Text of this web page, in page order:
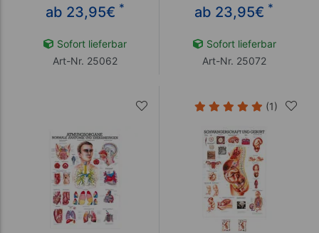
ab 23,95€ *
Sofort lieferbar
Art-Nr. 25062
ab 23,95€ *
Sofort lieferbar
Art-Nr. 25072
(1)